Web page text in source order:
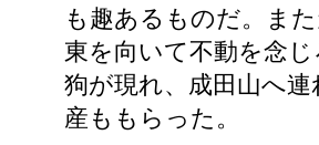
も趣あるものだ。ま
東を向いて不動を念
狗が現れ、成田山へ
産ももらった。